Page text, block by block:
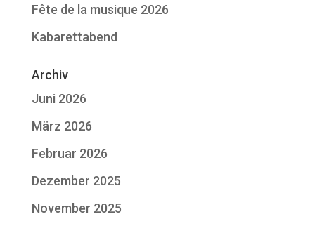
Fête de la musique 2026
Kabarettabend
Archiv
Juni 2026
März 2026
Februar 2026
Dezember 2025
November 2025